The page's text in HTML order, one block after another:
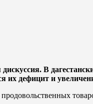
В
их дефицит и